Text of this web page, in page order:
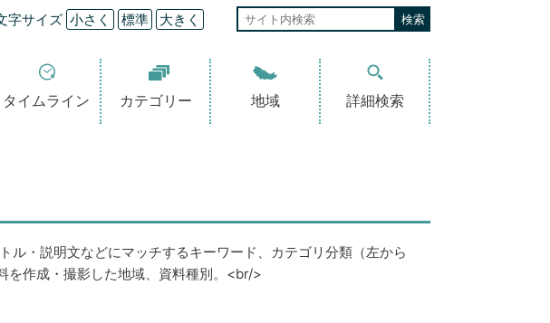
字サイズ 小さく 標準 大きく
タイムライン カテゴリー 地域 詳細検索
・説明文などにマッチするキーワード、カテゴリ分類（左から
を作成・撮影した地域、資料種別。<br/>